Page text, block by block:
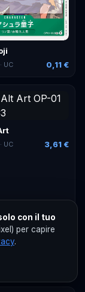
· UC 0,11 €
· UC 3,61 €
con il tuo
per capire
.